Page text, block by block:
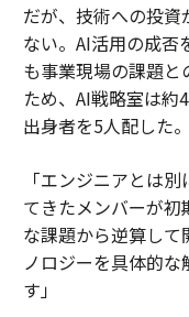
だが、技術への投
ない。AI活用の成否
も事業現場の課題
ため、AI戦略室は約
出身者を5人配した。
「エンジニアとは
てきたメンバーが
な課題から逆算して
ノロジーを具体的
す」